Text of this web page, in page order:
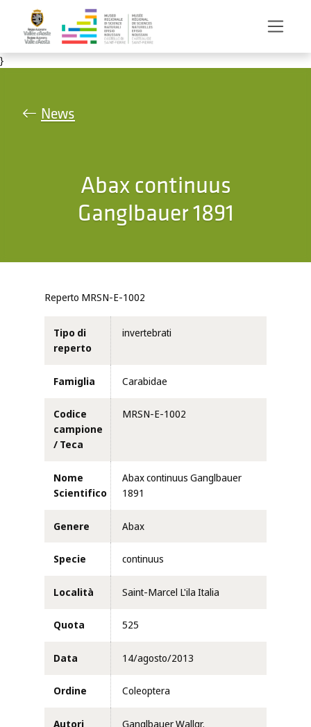
Salta al contenuto principale
}
News
Abax continuus
Ganglbauer 1891
Reperto MRSN-E-1002
Tipo di
reperto
invertebrati
Famiglia Carabidae
Codice
campione
/ Teca
MRSN-E-1002
Nome
Scientifico
Abax continuus Ganglbauer
1891
Genere Abax
Specie continuus
Località Saint-Marcel L'ila Italia
Quota 525
Data 14/agosto/2013
Ordine Coleoptera